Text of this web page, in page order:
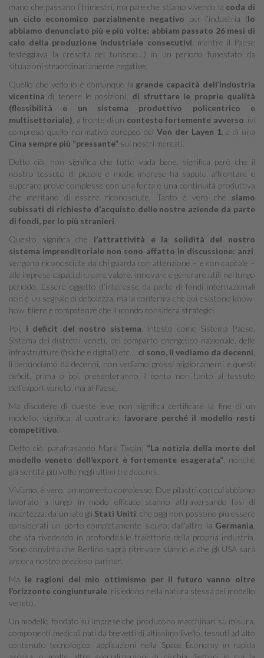
mano che passano i trimestri, ma pare che stiamo vivendo la coda di
un ciclo economico parzialmente negativo per l’industria (lo
abbiamo denunciato più e più volte: abbiam passato 26 mesi di
calo della produzione industriale consecutivi , mentre il Paese
festeggiava la crescita del turismo…) in un periodo funestato da
situazioni straordinariamente negative.
Quello che vedo io è comunque la grande capacità dell’industria
vicentina di tenere le posizioni, di sfruttare le proprie qualità
(flessibilità e un sistema produttivo policentrico e
multisettoriale) , a fronte di un contesto fortemente avverso , ivi
compreso quello normativo europeo delVon der Layen 1 , e di una
Cina sempre più “pressante” sui nostri mercati.
Detto ciò, non significa che tutto vada bene, significa però che il
nostro tessuto di piccole e medie imprese ha saputo affrontare e
superare prove complesse con una forza e una continuità produttiva
che meritano di essere riconosciute. Tanto è vero che siamo
subissati di richieste d’acquisto delle nostre aziende da parte
di fondi, per lo più stranieri
Questo significa che l’attrattività e la solidità del nostro
sistema imprenditoriale non sono affatto in discussione: anzi
vengono riconosciute da chi guarda con attenzione – e con capitale –
alle imprese capaci di creare valore, innovare e generare utili nel lungo
periodo. Essere oggetto d’interesse da parte di fondi internazionali
non è un segnale di debolezza, ma la conferma che qui esistono know-
how, filiere e competenze che il mondo considera strategici.
Poi, i deficit del nostro sistema , intesto come Sistema Paese,
Sistema dei distretti veneti, del comparto energetico nazionale, delle
infrastrutture (fisiche e digitali) etc… ci sono, li vediamo da decenni
li denunciamo da decenni, non vediamo grossi miglioramenti e questi
deficit, prima o poi, presenteranno il conto non tanto al tessuto
dell’export veneto, ma al Paese.
Ma discutere di queste leve non significa certificare la fine di un
modello: significa, al contrario, lavorare perché il modello resti
competitivo
Detto ciò, parafrasando Mark Twain: “La notizia della morte del
modello veneto dell’export è fortemente esagerata” , nonché
già sentita più volte negli ultimi tre decenni.
Viviamo, è vero, un momento complesso. Due pilastri con cui abbiamo
lavorato a lungo in modo efficace stanno attraversando fasi di
incertezza: da un lato gli Stati Uniti , che oggi non possono più essere
considerati un porto completamente sicuro; dall’altro la Germania
che sta rivedendo in profondità le traiettorie della propria industria.
Sono convinta che Berlino saprà ritrovare slancio e che gli USA sarà
ancora nostro prezioso partner.
Ma le ragioni del mio ottimismo per il futuro vanno oltre
l’orizzonte congiunturale: risiedono nella natura stessa del modello
veneto.
Un modello fondato su imprese che producono macchinari su misura,
componenti medicali nati da brevetti di altissimo livello, tessuti ad alto
contenuto tecnologico, applicazioni nella Space Economy in rapida